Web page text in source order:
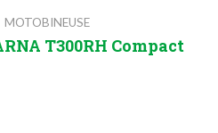
MOTOBINEUSE
T300RH Compact